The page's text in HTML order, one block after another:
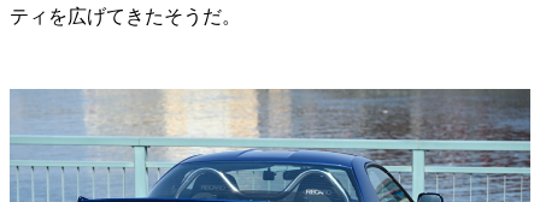
ティを広げてきたそうだ。